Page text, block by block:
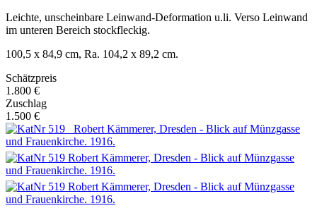
Leichte, unscheinbare Leinwand-Deformation u.li. Verso Leinwand
im unteren Bereich stockfleckig.
100,5 x 84,9 cm, Ra. 104,2 x 89,2 cm.
Schätzpreis
1.800 €
Zuschlag
1.500 €